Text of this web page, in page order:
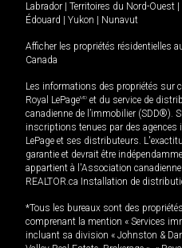
Labrador
Territoires du Nord-Ouest
Édouard
Yukon Nunavut
Afficher les propriétés résidentielles
Canada
Les informations des propriétés sur
Royal LePageMD et du service de
canadienne de l’immobilier (SDD®).
inscriptions tenues par des agences
LePage et ses distributeurs.
garantie et devrait être
appartient à l'Association
REALTOR.ca Installation de
*Tous les bureaux sont des
comprenant la mention « Services
incluant sa division « Johnston &